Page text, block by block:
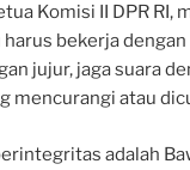
Komisi II DPR RI,
harus bekerja
jujur, jaga suara
mencurangi atau
adalah